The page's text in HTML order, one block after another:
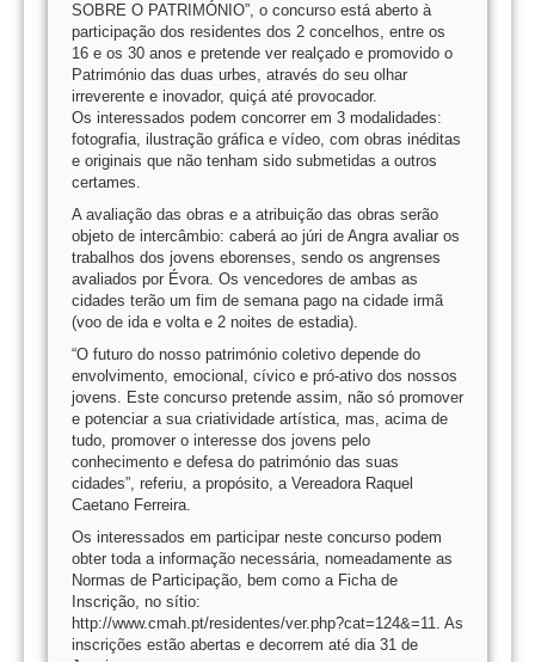
SOBRE O PATRIMÓNIO”, o concurso está aberto à
participação dos residentes dos 2 concelhos, entre os
16 e os 30 anos e pretende ver realçado e promovido o
Património das duas urbes, através do seu olhar
irreverente e inovador, quiçá até provocador.
Os interessados podem concorrer em 3 modalidades:
fotografia, ilustração gráfica e vídeo, com obras inéditas
e originais que não tenham sido submetidas a outros
certames.
A avaliação das obras e a atribuição das obras serão
objeto de intercâmbio: caberá ao júri de Angra avaliar os
trabalhos dos jovens eborenses, sendo os angrenses
avaliados por Évora. Os vencedores de ambas as
cidades terão um fim de semana pago na cidade irmã
(voo de ida e volta e 2 noites de estadia).
“O futuro do nosso património coletivo depende do
envolvimento, emocional, cívico e pró-ativo dos nossos
jovens. Este concurso pretende assim, não só promover
e potenciar a sua criatividade artística, mas, acima de
tudo, promover o interesse dos jovens pelo
conhecimento e defesa do património das suas
cidades”, referiu, a propósito, a Vereadora Raquel
Caetano Ferreira.
Os interessados em participar neste concurso podem
obter toda a informação necessária, nomeadamente as
Normas de Participação, bem como a Ficha de
Inscrição, no sítio:
http://www.cmah.pt/residentes/ver.php?cat=124&=11. As
inscrições estão abertas e decorrem até dia 31 de